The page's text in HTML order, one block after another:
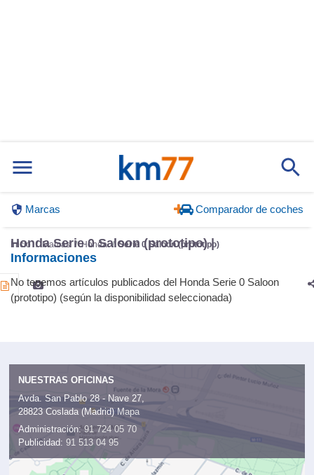
Marcas Comparador de coches
Inicio Marcas Honda Serie 0 Saloon (prototipo)
Honda Serie 0 Saloon (prototipo) |
Informaciones
No tenemos artículos publicados del Honda Serie 0 Saloon
(prototipo) (según la disponibilidad seleccionada)
NUESTRAS OFICINAS
Avda. San Pablo 28 - Nave 27,
28823 Coslada (Madrid) Mapa
Administración: 91 724 05 70
Publicidad: 91 513 04 95